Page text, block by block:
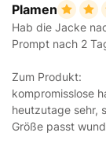
Plamen
Hab die Jacke
Prompt nach 2
Zum Produkt:
kompromisslose
heutzutage sehr,
Größe passt